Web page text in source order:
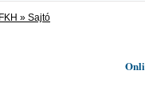
» Sajtó